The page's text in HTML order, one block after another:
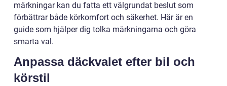
märkningar kan du fatta ett välgrundat beslut som
förbättrar både körkomfort och säkerhet. Här är en
guide som hjälper dig tolka märkningarna och göra
smarta val.
Anpassa däckvalet efter bil och
körstil